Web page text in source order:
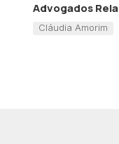
Advogados
Cláudia Amorim